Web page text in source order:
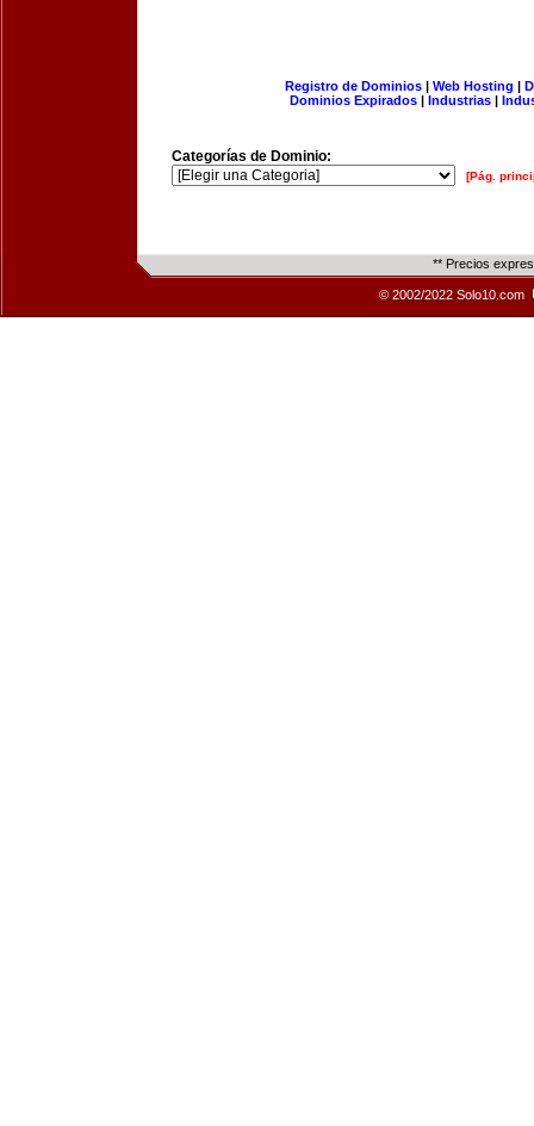
Registro de Dominios| Web Hosting |
Dominios Expirados | Industrias |
Categorías de Dominio:
[Pág.
** Precios
© 2002/2022 Solo10.com